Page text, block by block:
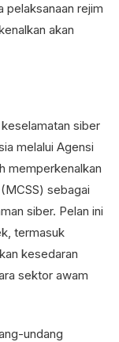
pelaksanaan rejim
akan
siber
melalui Agensi
memperkenalkan
sebagai
siber. Pelan ini
termasuk
kesedaran
sektor awam
undang